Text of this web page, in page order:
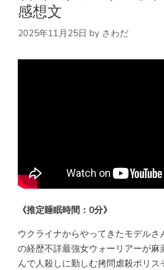
感想文
2025年11月25日 by さわだ
《推定睡眠時間：0分》
ウクライナからやってきたモデルさ
の経歴不詳最強女ウォーリアーが麻
んで人殺しに勤しむ拷問虐殺ポリ